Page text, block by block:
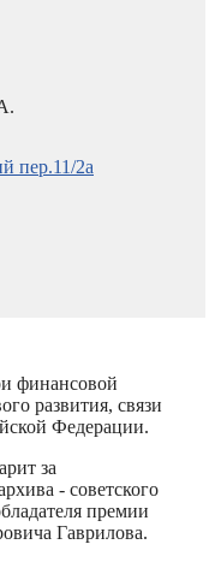
пер.11/2а
финансовой
развития, связи
Федерации.
за
- советского
премии
Гаврилова.